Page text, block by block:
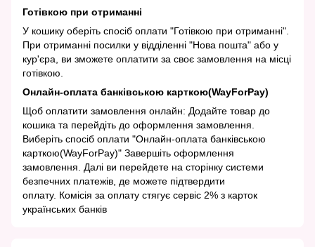
Готівкою при отриманні
У кошику оберіть спосіб оплати "Готівкою при отриманні".
При отриманні посилки у відділенні "Нова пошта" або у
кур'єра, ви зможете оплатити за своє замовлення на місці
готівкою.
Онлайн-оплата банківською карткою(WayForPay)
Щоб оплатити замовлення онлайн: Додайте товар до
кошика та перейдіть до оформлення замовлення.
Виберіть спосіб оплати "Онлайн-оплата банківською
карткою(WayForPay)" Завершіть оформлення
замовлення. Далі ви перейдете на сторінку системи
безпечних платежів, де можете підтвердити
оплату. Комісія за оплату стягує сервіс 2% з карток
українських банків